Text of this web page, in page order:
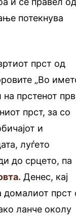
потекнува
прст од
„Во
прстенот
прст, за со
и
луѓето
до срцето, па
Денес, кај
домалиот прст
ланче околу